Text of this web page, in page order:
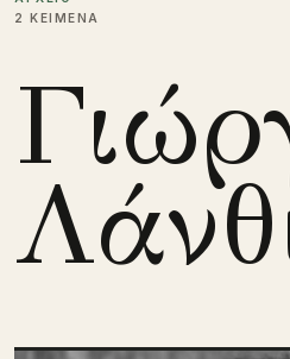
2 ΚΕΙΜΕΝΑ